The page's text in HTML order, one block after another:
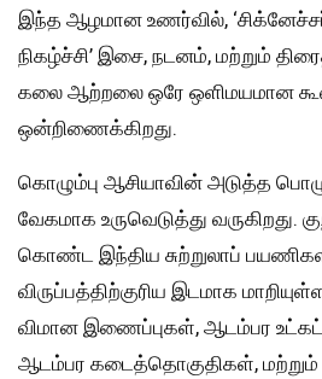
இந்த ஆழமான உணர்வில்,
நிகழ்ச்சி’ இசை, நடனம், மற்றும்
கலை ஆற்றலை ஒரே ஒளிமயமான
ஒன்றிணைக்கிறது.
கொழும்பு ஆசியாவின் அடுத்த
வேகமாக உருவெடுத்து வருகிறது.
கொண்ட இந்திய சுற்றுலாப்
விருப்பத்திற்குரிய இடமாக
விமான இணைப்புகள், ஆடம்பர
ஆடம்பர கடைத்தொகுதிகள், மற்றும்